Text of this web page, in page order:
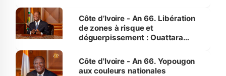
milieu des sinistrés
Côte d’Ivoire - An 66. Libération
de zones à risque et
déguerpissement : Ouattara
l'Etat de droit pour préserver les
vies humaines »
Côte d'Ivoire - An 66. Yopougon
aux couleurs nationales